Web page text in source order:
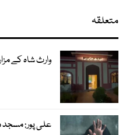
متعلقہ
وارث شاہ کے